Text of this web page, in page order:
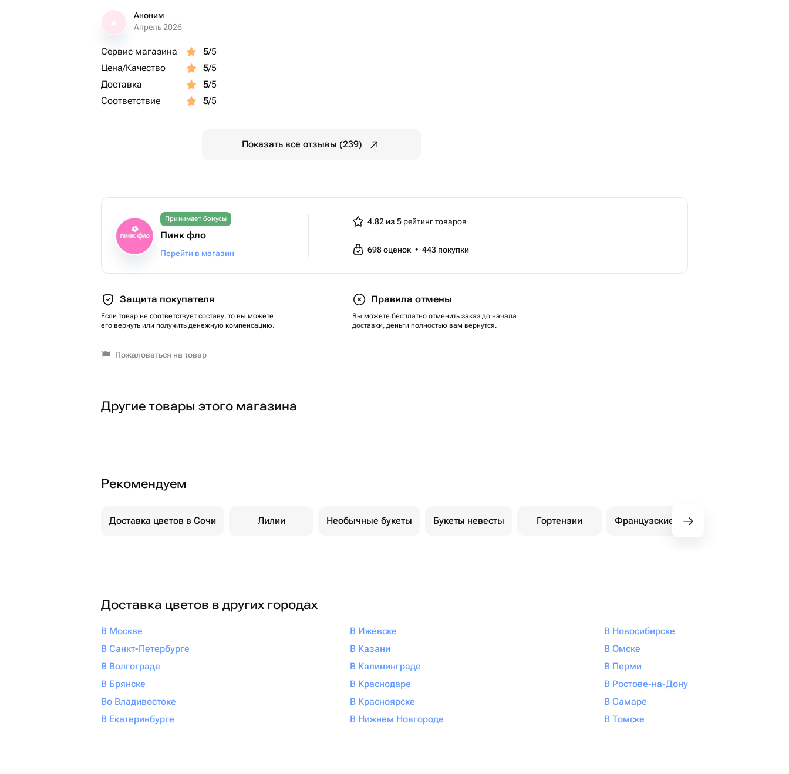
Аноним
Апрель 2026
Сервис магазина 5/5
Цена/Качество
5/5
Доставка
5/5
Соответствие
5/5
Показать все отзывы (239)
Принимает бонусы
Пинк фло
Перейти в магазин
4.82 из 5 рейтинг товаров
698оценок • 443 покупки
Защита покупателя
Если товар не соответствует составу, то вы можете
его вернуть или получить денежную компенсацию.
Правила отмены
Вы можете бесплатно отменить заказ до начала
доставки, деньги полностью вам вернутся.
Пожаловаться на товар
Другие товары этого магазина
Рекомендуем
Доставка цветов в Сочи Лилии Необычные букеты Букеты невесты Гортензии Французские розы
Доставка цветов в других городах
В Москве
В Санкт-Петербурге
В Волгограде
В Брянске
Во Владивостоке
В Екатеринбурге
В Ижевске
В Казани
В Калининграде
В Краснодаре
В Красноярске
В Нижнем Новгороде
В Новосибирске
В Омске
В Перми
В Ростове-на-Дону
В Самаре
В Томске